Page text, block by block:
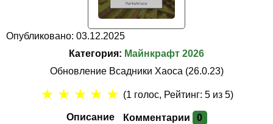
Опубликовано: 03.12.2025
Категория: Майнкрафт 2026
Обновление Всадники Хаоса (26.0.23)
Описание Комментарии 0
★ ★ ★ ★ ★ (1 голос, Рейтинг:5 из 5)